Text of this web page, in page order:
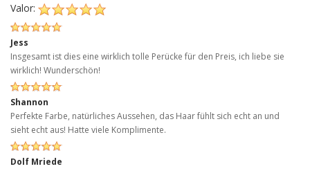
Valor:
Jess
Insgesamt ist dies eine wirklich tolle Perücke für den Preis, ich liebe sie
wirklich! Wunderschön!
Shannon
Perfekte Farbe, natürliches Aussehen, das Haar fühlt sich echt an und
sieht echt aus! Hatte viele Komplimente.
Dolf Mriede